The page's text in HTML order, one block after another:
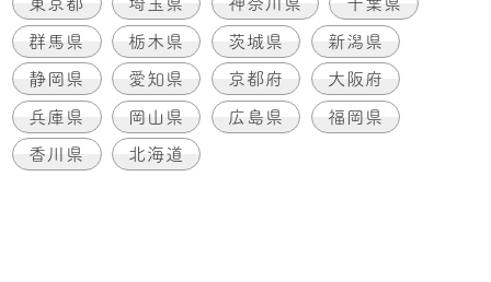
群馬県 栃木県 茨城県 新潟県
静岡県 愛知県 京都府 大阪府
兵庫県 岡山県 広島県 福岡県
香川県 北海道